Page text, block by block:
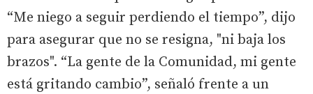
“Me niego a seguir perdiendo el tiempo”, dijo
para asegurar que no se resigna, "ni baja los
brazos". “La gente de la Comunidad, mi gente
está gritando cambio”, señaló frente a un